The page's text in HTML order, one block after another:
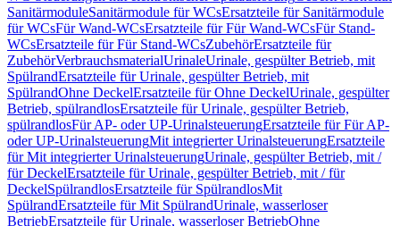
SanitärmoduleSanitärmodule für WCsErsatzteile für Sanitärmodule
für WCsFür Wand-WCsErsatzteile für Für Wand-WCsFür Stand-
WCsErsatzteile für Für Stand-WCsZubehörErsatzteile für
ZubehörVerbrauchsmaterialUrinaleUrinale, gespülter Betrieb, mit
SpülrandErsatzteile für Urinale, gespülter Betrieb, mit
SpülrandOhne DeckelErsatzteile für Ohne DeckelUrinale, gespülter
Betrieb, spülrandlosErsatzteile für Urinale, gespülter Betrieb,
spülrandlosFür AP- oder UP-UrinalsteuerungErsatzteile für Für AP-
oder UP-UrinalsteuerungMit integrierter UrinalsteuerungErsatzteile
für Mit integrierter UrinalsteuerungUrinale, gespülter Betrieb, mit /
für DeckelErsatzteile für Urinale, gespülter Betrieb, mit / für
DeckelSpülrandlosErsatzteile für SpülrandlosMit
SpülrandErsatzteile für Mit SpülrandUrinale, wasserloser
BetriebErsatzteile für Urinale, wasserloser BetriebOhne